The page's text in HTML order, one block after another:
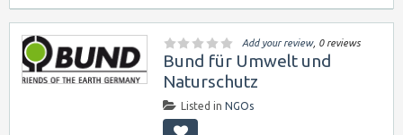
Add your review, 0 reviews
Bund für Umwelt und
Naturschutz
Listed in NGOs